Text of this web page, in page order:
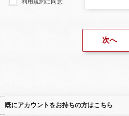
利用規約に同意
既にアカウントをお持ちの方はこちら